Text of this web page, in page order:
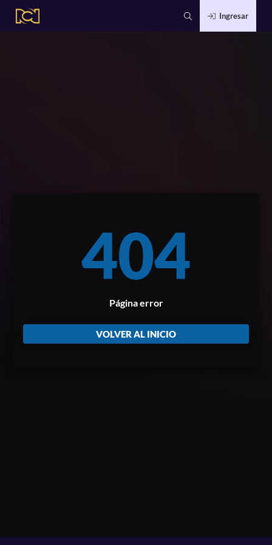
Ingresar
404
Página error
VOLVER AL INICIO